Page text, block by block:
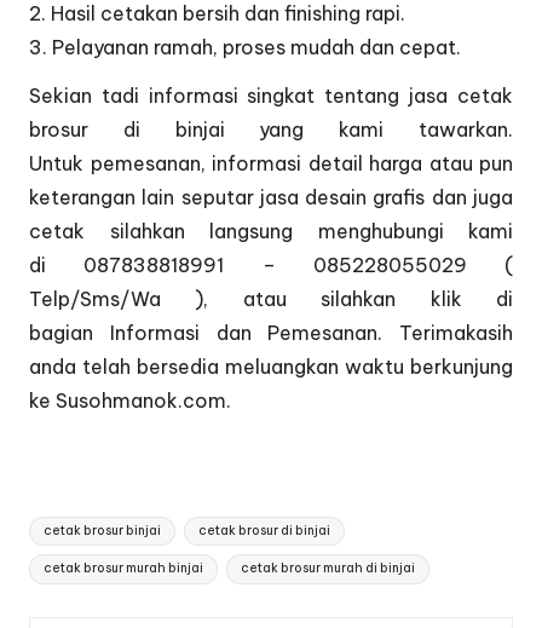
2. Hasil cetakan bersih dan finishing rapi.
3. Pelayanan ramah, proses mudah dan cepat.
Sekian tadi informasi singkat tentang jasa cetak
brosur di binjai yang kami tawarkan.
Untuk pemesanan, informasi detail harga atau pun
keterangan lain seputar jasa desain grafis dan juga
cetak silahkan langsung menghubungi kami
di 087838818991 – 085228055029 (
Telp/Sms/Wa ), atau silahkan klik di
bagian Informasi dan Pemesanan. Terimakasih
anda telah bersedia meluangkan waktu berkunjung
ke Susohmanok.com.
Tags:
cetak brosur binjai cetak brosur di binjai
cetak brosur murah binjai cetak brosur murah di binjai